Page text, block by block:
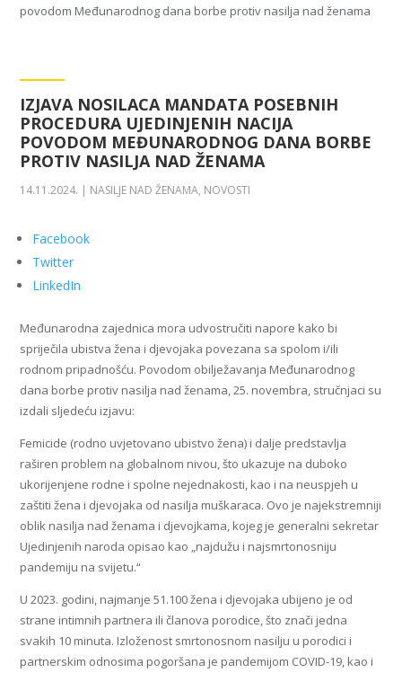
povodom Međunarodnog dana borbe protiv nasilja nad ženama
IZJAVA NOSILACA MANDATA POSEBNIH
PROCEDURA UJEDINJENIH NACIJA
POVODOM MEĐUNARODNOG DANA BORBE
PROTIV NASILJA NAD ŽENAMA
14.11.2024. | NASILJE NAD ŽENAMA, NOVOSTI
Facebook
Twitter
LinkedIn
Međunarodna zajednica mora udvostručiti napore kako bi
spriječila ubistva žena i djevojaka povezana sa spolom i/ili
rodnom pripadnošću. Povodom obilježavanja Međunarodnog
dana borbe protiv nasilja nad ženama, 25. novembra, stručnjaci su
izdali sljedeću izjavu:
Femicide (rodno uvjetovano ubistvo žena) i dalje predstavlja
raširen problem na globalnom nivou, što ukazuje na duboko
ukorijenjene rodne i spolne nejednakosti, kao i na neuspjeh u
zaštiti žena i djevojaka od nasilja muškaraca. Ovo je najekstremniji
oblik nasilja nad ženama i djevojkama, kojeg je generalni sekretar
Ujedinjenih naroda opisao kao „najdužu i najsmrtonosniju
pandemiju na svijetu.“
U 2023. godini, najmanje 51.100 žena i djevojaka ubijeno je od
strane intimnih partnera ili članova porodice, što znači jedna
svakih 10 minuta. Izloženost smrtonosnom nasilju u porodici i
partnerskim odnosima pogoršana je pandemijom COVID-19, kao i